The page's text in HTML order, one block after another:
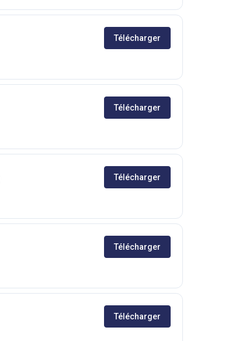
Télécharger
Télécharger
Télécharger
Télécharger
Télécharger